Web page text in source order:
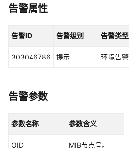
为
坤
案
华
乾
告警属性
告警ID 告警级别 告警类型
303046786 提示 环境告警
告警参数
参数名称 参数含义
OID MIB节点号。